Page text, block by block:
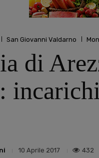
San Giovanni Valdarno
di
10 Aprile 2017 432